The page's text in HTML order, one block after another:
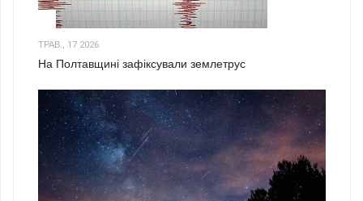
ТРАВ., 17 2026
На Полтавщині зафіксували землетрус